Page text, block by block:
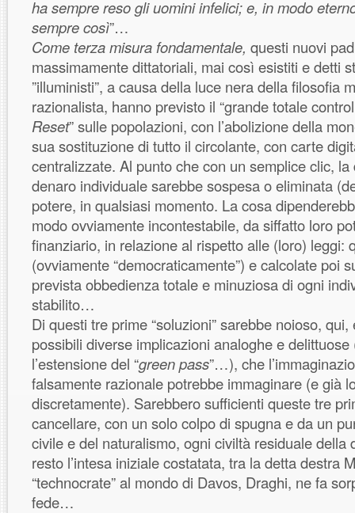
ha sempre reso gli uomini infelici; e, in modo
sempre così”…
Come terza misura fondamentale, questi nuovi
massimamente dittatoriali, mai così esistiti e detti
”illuministi”, a causa della luce nera della filosofia
razionalista, hanno previsto il “grande totale
Reset” sulle popolazioni, con l’abolizione della
sua sostituzione di tutto il circolante, con carte
centralizzate. Al punto che con un semplice clic,
denaro individuale sarebbe sospesa o eliminata
potere, in qualsiasi momento. La cosa
modo ovviamente incontestabile, da siffatto loro
finanziario, in relazione al rispetto alle (loro) leggi:
(ovviamente “democraticamente”) e calcolate poi
prevista obbedienza totale e minuziosa di ogni
stabilito…
Di questi tre prime “soluzioni” sarebbe noioso,
possibili diverse implicazioni analoghe e
l’estensione del “green pass”…), che
falsamente razionale potrebbe immaginare (e già
discretamente). Sarebbero sufficienti queste tre
cancellare, con un solo colpo di spugna e da un
civile e del naturalismo, ogni civiltà residuale della
resto l’intesa iniziale costatata, tra la detta destra
“technocrate” al mondo di Davos, Draghi, ne fa
fede…